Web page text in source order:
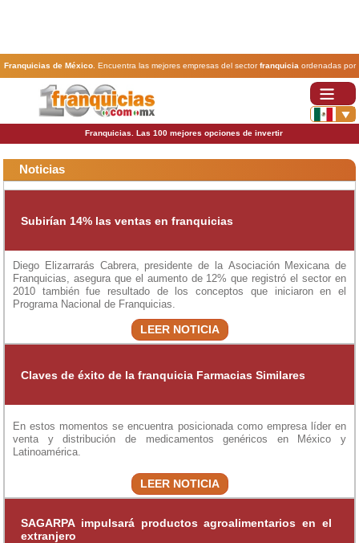
Franquicias de México. Encuentra las mejores empresas del sectorfranquicia ordenadas por
actividad. En www.100franquicias.com.mx encontrarás las más rentables, baratas y
Franquicias. Las 100 mejores opciones de invertir
Noticias
Subirían 14% las ventas en franquicias
Diego Elizarrarás Cabrera, presidente de la Asociación Mexicana de
Franquicias, asegura que el aumento de 12% que registró el sector en
2010 también fue resultado de los conceptos que iniciaron en el
Programa Nacional de Franquicias.
LEER NOTICIA
Claves de éxito de la franquicia Farmacias Similares
En estos momentos se encuentra posicionada como empresa líder en
venta y distribución de medicamentos genéricos en México y
Latinoamérica.
LEER NOTICIA
SAGARPA impulsará productos agroalimentarios en el
extranjero